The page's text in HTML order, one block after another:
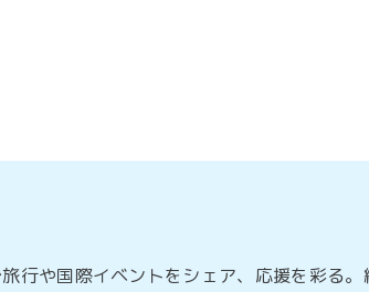
行や国際イベントをシェア、応援を彩る。